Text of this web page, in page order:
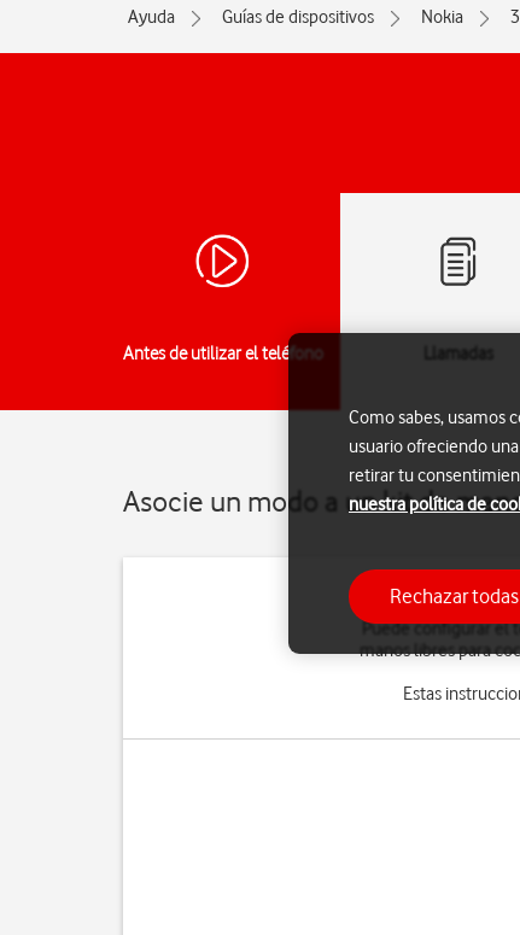
Ayuda Guías de dispositivos Nokia
Antes de utilizar el teléfono Llamadas
Asocie un modo a un kit de
Puede configurar el
manos libres para
Estas
Como sabes, usamos
usuario ofreciendo
retirar tu
nuestra política de
Rechazar todas